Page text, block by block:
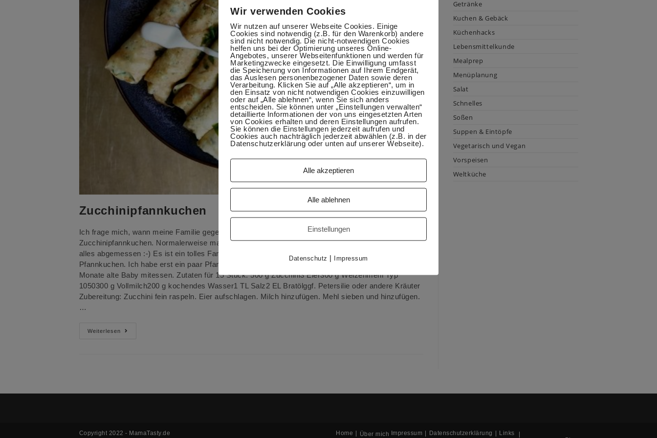
Zucchinipfannkuchen
Ich frage mich, wann meine Familie gegen Zucchini rebelliert. Heute gibt es wieder
Zucchinipfannkuchen. Normalerweise mache ich alles nach Augenmaß, aber heute habe ich für dich
alles abgemessen :-) Es ist ein tolles Familienessen. Die meisten Kinder mögen alle Arten von
Pfannkuchen. Ich habe erst ein paar Pfannkuchen ohne Salz gebacken, so konnte das fast 10
Monate alte Baby mitessen. Zutaten für 15 Stück: 500 g Zucchini3 Eier300 g Weizenmehl Typ
1050300 g Vollmilch200 g kochendes Wasser1 TL Salz2 EL Bratölggf. Petersilie oder andere Kräuter
Zubereitung: Zucchini fein raspeln. Eier aufschlagen. Milch hinzufügen. Mehl sieben und hinzufügen.
…
WeiterlesenZucchinipfannkuchen
Getränke
Kuchen & Gebäck
Küchenhacks
Lebensmittelkunde
Mealprep
Menüplanung
Salat
Schnelles
Soßen
Suppen & Eintöpfe
Vegetarisch und Vegan
Vorspeisen
Weltküche
Home Über mich Impressum Datenschutzerklärung
Links
Copyright 2022 - MamaTasty.de
Wir verwenden Cookies
Wir nutzen auf unserer Webseite Cookies. Einige
Cookies sind notwendig (z.B. für den Warenkorb) andere
sind nicht notwendig. Die nicht-notwendigen Cookies
helfen uns bei der Optimierung unseres Online-
Angebotes, unserer Webseitenfunktionen und werden für
Marketingzwecke eingesetzt. Die Einwilligung umfasst
die Speicherung von Informationen auf Ihrem Endgerät,
das Auslesen personenbezogener Daten sowie deren
Verarbeitung. Klicken Sie auf „Alle akzeptieren“, um in
den Einsatz von nicht notwendigen Cookies einzuwilligen
oder auf „Alle ablehnen“, wenn Sie sich anders
entscheiden. Sie können unter „Einstellungen verwalten“
detaillierte Informationen der von uns eingesetzten Arten
von Cookies erhalten und deren Einstellungen aufrufen.
Sie können die Einstellungen jederzeit aufrufen und
Cookies auch nachträglich jederzeit abwählen (z.B. in der
Datenschutzerklärung oder unten auf unserer Webseite).
Alle akzeptieren
Alle ablehnen
Einstellungen
Datenschutz | Impressum